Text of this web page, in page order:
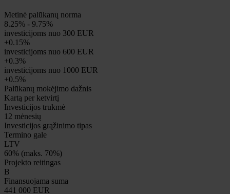
Metinė palūkanų norma
8.25% - 9.75%
investicijoms nuo 300 EUR
+0.15%
investicijoms nuo 600 EUR
+0.3%
investicijoms nuo 1000 EUR
+0.5%
Palūkanų mokėjimo dažnis
Kartą per ketvirtį
Investicijos trukmė
12 mėnesių
Investicijos grąžinimo tipas
Termino gale
LTV
60% (maks. 70%)
Projekto reitingas
B
Finansuojama suma
441 000 EUR